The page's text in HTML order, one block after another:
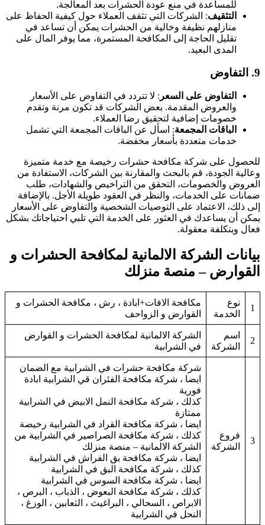
للمساعدة في منع عودة الحشرات بعد المعالجة.
التثقيف: الشركات التي تثقف العملاء حول كيفية الحفاظ على
منازلهم نظيفة وخالية من الحشرات يمكن أن تساعد في
تقليل الحاجة إلى المكافحة المستمرة، مما يوفر المال على
المدى البعيد.
التفاوض
التفاوض على السعر: لا تتردد في التفاوض على الأسعار
والعروض المقدمة. بعض الشركات قد تكون مرنة وتقدم
خصومات إضافية لتحقيق رضا العملاء.
الباقات المجمعة: اسأل عن الباقات المجمعة التي تشمل
خدمات متعددة بأسعار مخفضة.
على شركة مكافحة حشرات رخيصة مع خدمة متميزة
الجودة، قم بالبحث والمقارنة بين الشركات، الاستفادة من
والخصومات، التحقق من التراخيص والشهادات، طلب
على الخدمات، والنظر في العقود طويلة الأجل. بالإضافة
ذلك، الاعتماد على التوصيات الشخصية والتفاوض على الأسعار
أن يساعدك في العثور على الخدمة التي تلبي احتياجاتك بشكل
وبتكلفة معقولة.
الشركة الالمانية لمكافحة الحشرات و
– منصة منزلك
نوع
الخدمة
مكافحة الافات+ابادة ، رش ، مكافحة الحشرات و
القوارض و الزواحف
اسم
الشركة
الشركة الالمانية لمكافحة الحشرات و القوارض
في الشرابية
فروع
الشركة
شركة مكافحة حشرات في الشرابية مع الضمان
ايضا ، شركة مكافحة الفئران قي الشرابية ابادة
فورية
كذلك ، شركة مكافحة النمل الابيض في الشرابية
ممتازة
ايضا ، شركة مكافحة القراد في الشرابية رخيصة
كذلك ، شركة مكافحة الصراصير في الشرابية من
الشركة الالمانية – منصة منزلك
ايضا ، شركة مكافحة بق الفراش في الشرابية
كذلك ، شركة مكافحة البق في الشرابية
ايضا ، شركة مكافحة السوس في الشرابية
كذلك ، شركة مكافحة البعوض ، الذباب ، البرص ،
الابراص ، السحالي ، البراغيث ، الثعابين ، الوزغ ،
النحل في الشرابية